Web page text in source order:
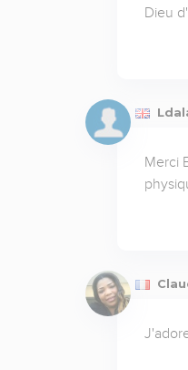
Dieu
Merci